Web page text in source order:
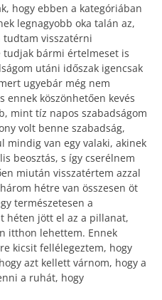
hogy ebben a kategóriában
legnagyobb oka talán az,
tudtam visszatérni
tudjak bármi értelmeset is
utáni időszak igencsak
ugyebár még nem
köszönhetően kevés
mint tíz napos szabadságom
volt benne szabadság,
mindig van egy valaki, akinek
beosztás, s így cserélnem
miután visszatértem azzal
hétre van összesen öt
természetesen a
héten jött el az a pillanat,
itthon lehettem. Ennek
kicsit fellélegeztem, hogy
azt kellett várnom, hogy a
a ruhát, hogy